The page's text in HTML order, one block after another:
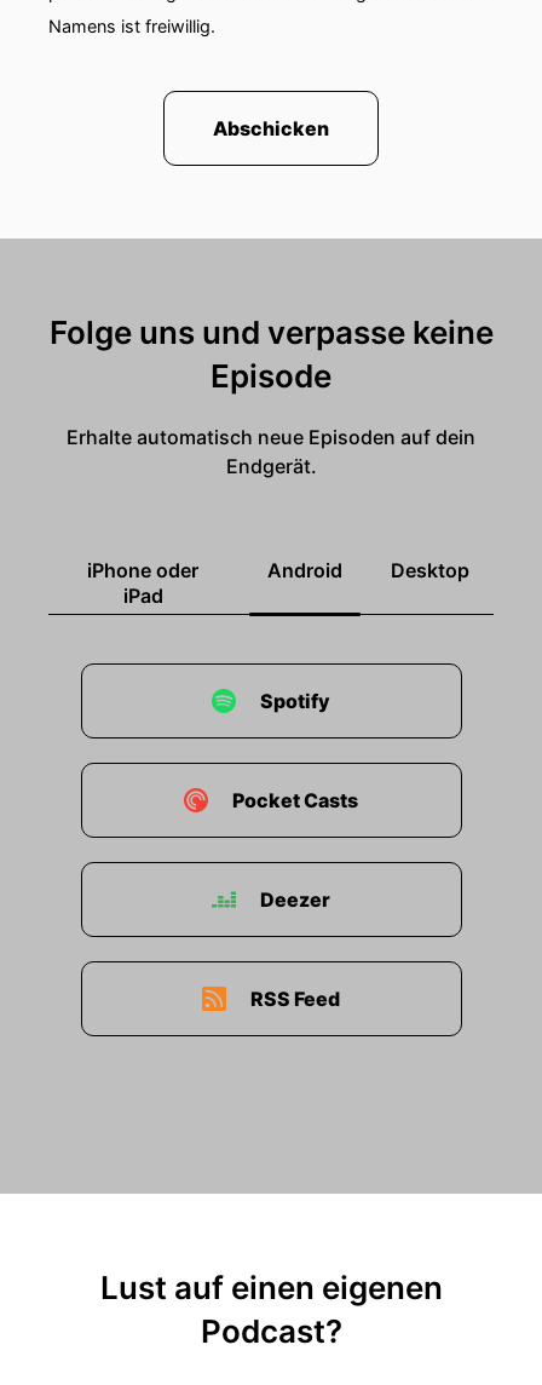
Namens ist freiwillig.
Abschicken
Folge uns und verpasse keine
Episode
Erhalte automatisch neue Episoden auf dein
Endgerät.
iPhone oder
iPad
Android Desktop
Spotify
Pocket Casts
Deezer
RSS Feed
Lust auf einen eigenen
Podcast?